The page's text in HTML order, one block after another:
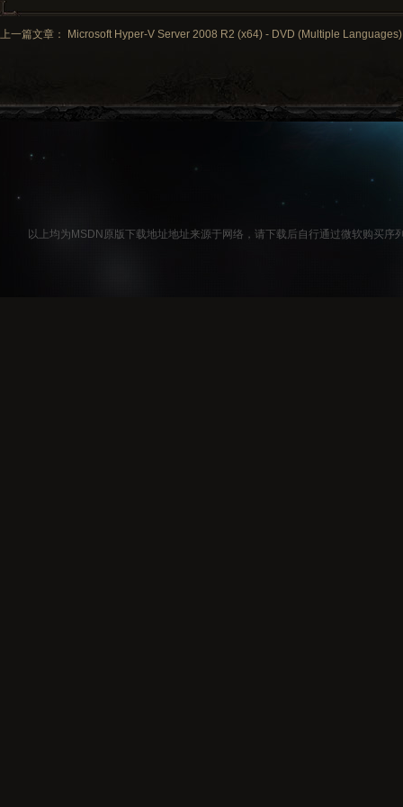
上一篇文章： Microsoft Hyper-V Server 2008 R2 (x64) - DVD (Multiple Languages)
以上均为MSDN原版下载地址地址来源于网络，请下载后自行通过微软购买